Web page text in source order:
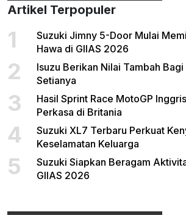
Artikel Terpopuler
1
Suzuki Jimny 5-Door Mulai
Hawa di GIIAS 2026
2
Isuzu Berikan Nilai Tambah
Setianya
3
Hasil Sprint Race MotoGP
Perkasa di Britania
4
Suzuki XL7 Terbaru Perkuat
Keselamatan Keluarga
5
Suzuki Siapkan Beragam
GIIAS 2026